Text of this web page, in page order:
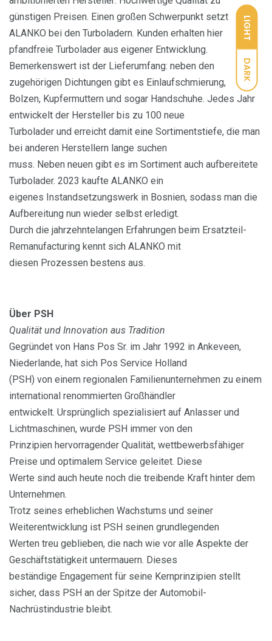
LIGHT
DARK
günstigen Preisen. Einen großen Schwerpunkt setzt
ALANKO bei den Turboladern. Kunden erhalten hier
pfandfreie Turbolader aus eigener Entwicklung.
Bemerkenswert ist der Lieferumfang: neben den
zugehörigen Dichtungen gibt es Einlaufschmierung,
Bolzen, Kupfermuttern und sogar Handschuhe. Jedes Jahr
entwickelt der Hersteller bis zu 100 neue
Turbolader und erreicht damit eine Sortimentstiefe, die man
bei anderen Herstellern lange suchen
muss. Neben neuen gibt es im Sortiment auch aufbereitete
Turbolader. 2023 kaufte ALANKO ein
eigenes Instandsetzungswerk in Bosnien, sodass man die
Aufbereitung nun wieder selbst erledigt.
Durch die jahrzehntelangen Erfahrungen beim Ersatzteil-
Remanufacturing kennt sich ALANKO mit
diesen Prozessen bestens aus.
Über PSH
Qualität und Innovation aus Tradition
Gegründet von Hans Pos Sr. im Jahr 1992 in Ankeveen,
Niederlande, hat sich Pos Service Holland
(PSH) von einem regionalen Familienunternehmen zu einem
international renommierten Großhändler
entwickelt. Ursprünglich spezialisiert auf Anlasser und
Lichtmaschinen, wurde PSH immer von den
Prinzipien hervorragender Qualität, wettbewerbsfähiger
Preise und optimalem Service geleitet. Diese
Werte sind auch heute noch die treibende Kraft hinter dem
Unternehmen.
Trotz seines erheblichen Wachstums und seiner
Weiterentwicklung ist PSH seinen grundlegenden
Werten treu geblieben, die nach wie vor alle Aspekte der
Geschäftstätigkeit untermauern. Dieses
beständige Engagement für seine Kernprinzipien stellt
sicher, dass PSH an der Spitze der Automobil-
Nachrüstindustrie bleibt.